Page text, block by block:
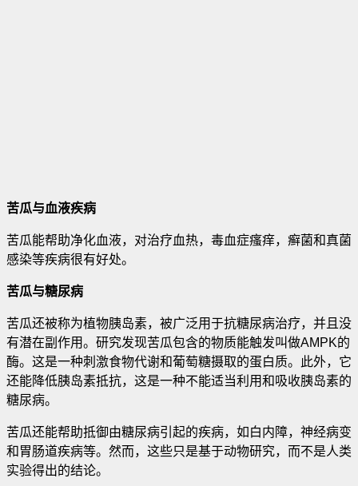
苦瓜与血液疾病
苦瓜能帮助净化血液，对治疗血热，毒血症瘙痒，癣菌和真菌
感染等疾病很有好处。
苦瓜与糖尿病
苦瓜还被称为植物胰岛素，被广泛用于抗糖尿病治疗，并且没
有潜在副作用。研究发现苦瓜包含的物质能触发叫做AMPK的
酶。这是一种刺激食物代谢和葡萄糖摄取的蛋白质。此外，它
还能降低胰岛素抵抗，这是一种不能适当利用和吸收胰岛素的
糖尿病。
苦瓜还能帮助抵御由糖尿病引起的疾病，如白内障，神经病变
和胃肠道疾病等。然而，这些只是基于动物研究，而不是人类
实验得出的结论。